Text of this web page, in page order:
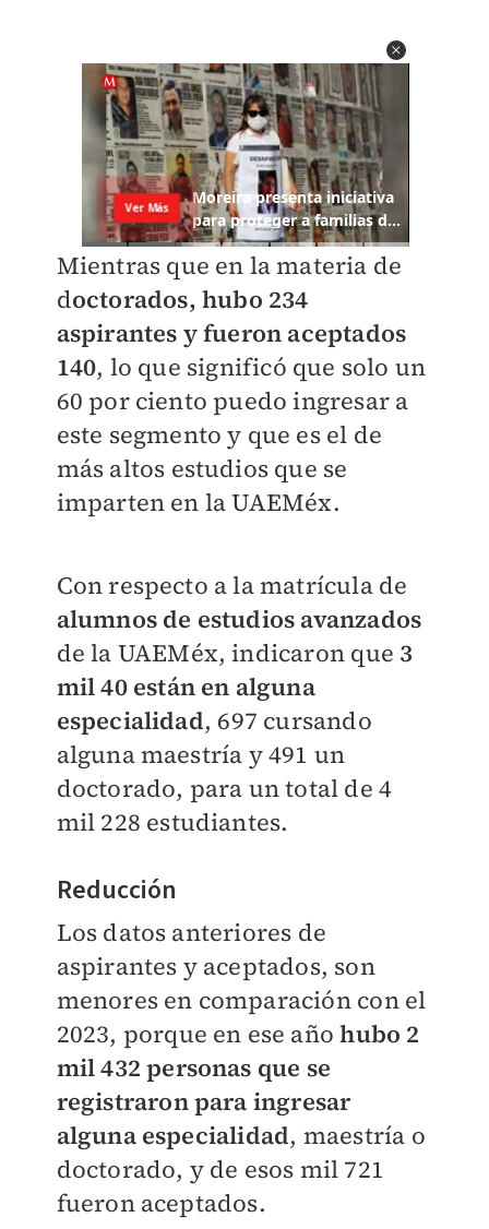
Mientras que en la materia de
doctorados, hubo 234
aspirantes y fueron aceptados
140, lo que significó que solo un
60 por ciento puedo ingresar a
este segmento y que es el de
más altos estudios que se
imparten en la UAEMéx.
Con respecto a la matrícula de
alumnos de estudios avanzados
de la UAEMéx, indicaron que 3
mil 40 están en alguna
especialidad, 697 cursando
alguna maestría y 491 un
doctorado, para un total de 4
mil 228 estudiantes.
Reducción
Los datos anteriores de
aspirantes y aceptados, son
menores en comparación con el
2023, porque en ese año hubo 2
mil 432 personas que se
registraron para ingresar
alguna especialidad, maestría o
doctorado, y de esos mil 721
fueron aceptados.